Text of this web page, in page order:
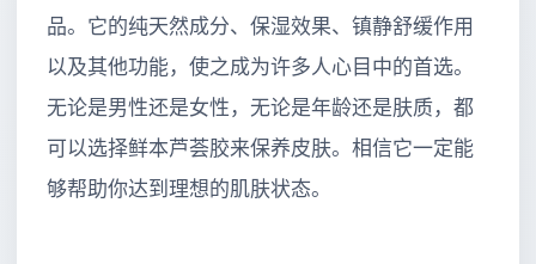
品。它的纯天然成分、保湿效果、镇静舒缓作用
以及其他功能，使之成为许多人心目中的首选。
无论是男性还是女性，无论是年龄还是肤质，都
可以选择鲜本芦荟胶来保养皮肤。相信它一定能
够帮助你达到理想的肌肤状态。